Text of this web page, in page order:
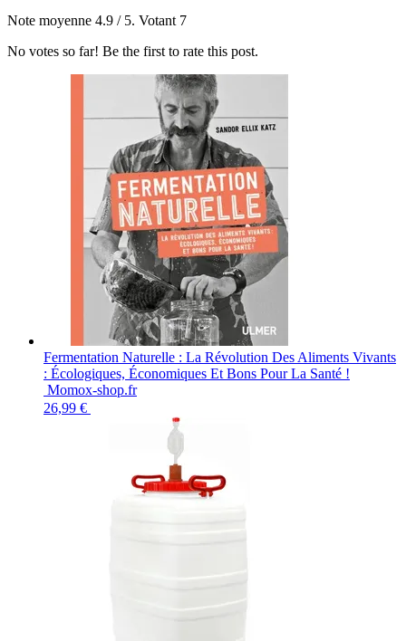
Note moyenne 4.9 / 5. Votant 7
No votes so far! Be the first to rate this post.
Fermentation Naturelle : La Révolution Des Aliments Vivants
: Écologiques, Économiques Et Bons Pour La Santé !
Momox-shop.fr
26,99 €